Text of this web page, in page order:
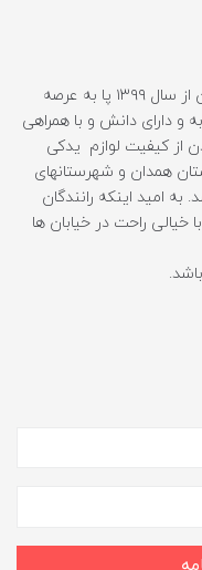
شرکت پخش چاپار یدک با یاری خداوند منان از سال ۱۳۹۹ پا به عرصه
و دارای دانش و با همراهی
از کیفیت لوازم یدکی
همدان و شهرستانهای
امید اینکه رانندگان
خیالی راحت در خیابان ها